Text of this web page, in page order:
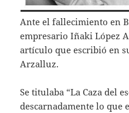
Ante el fallecimiento en
empresario Iñaki López
artículo que escribió en
Arzalluz.
Se titulaba “La Caza del
descarnadamente lo que